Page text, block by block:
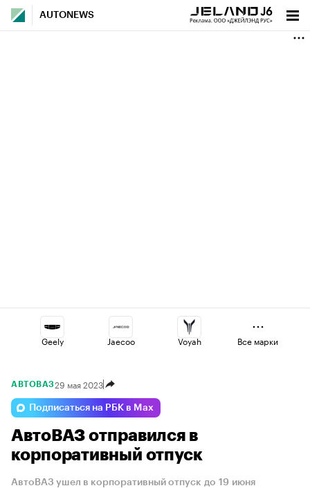
AUTONEWS
Geely Jaecoo Voyah
Volga Changan
Lada Omoda Haval
Все марки
АВТОВАЗ29 мая 2023
Подписаться на РБК в Max
АвтоВАЗ отправился в
корпоративный отпуск
АвтоВАЗ ушел в корпоративный отпуск до 19 июня